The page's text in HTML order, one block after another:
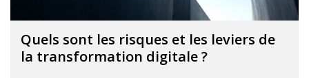
Quels sont les risques et les leviers de
la transformation digitale ?